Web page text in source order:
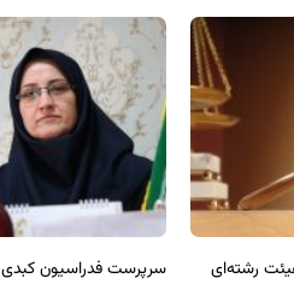
رشته‌ای
سرپرست فدراسیون کبدی